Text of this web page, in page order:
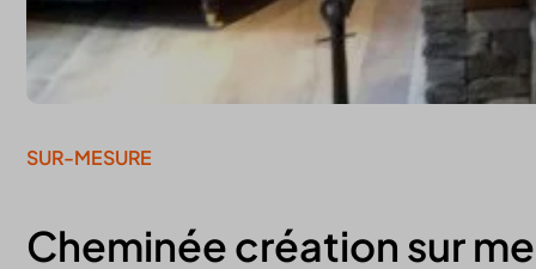
Cheminée création sur
SUR-MESURE